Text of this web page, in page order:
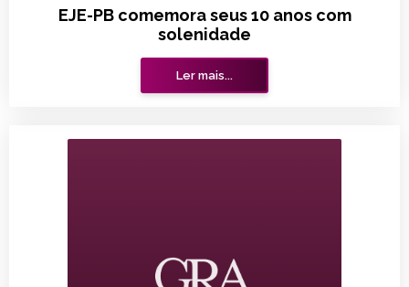
EJE-PB comemora seus 10 anos com
solenidade
Ler mais...